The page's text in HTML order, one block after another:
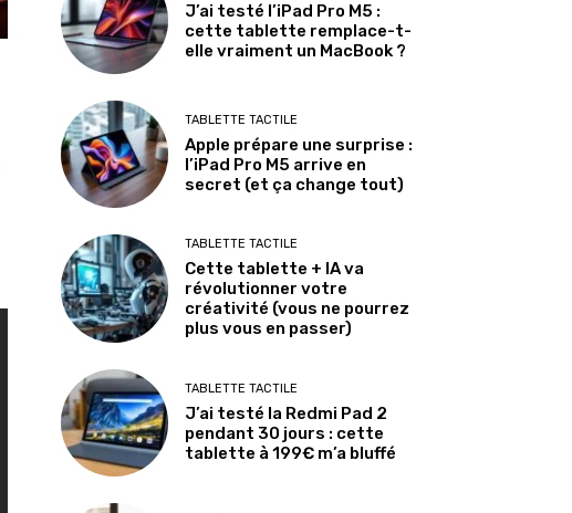
J’ai testé l’iPad Pro M5 :
cette tablette remplace-t-
elle vraiment un MacBook ?
TABLETTE TACTILE
Apple prépare une surprise :
l’iPad Pro M5 arrive en
secret (et ça change tout)
TABLETTE TACTILE
Cette tablette + IA va
révolutionner votre
créativité (vous ne pourrez
plus vous en passer)
TABLETTE TACTILE
J’ai testé la Redmi Pad 2
pendant 30 jours : cette
tablette à 199€ m’a bluffé